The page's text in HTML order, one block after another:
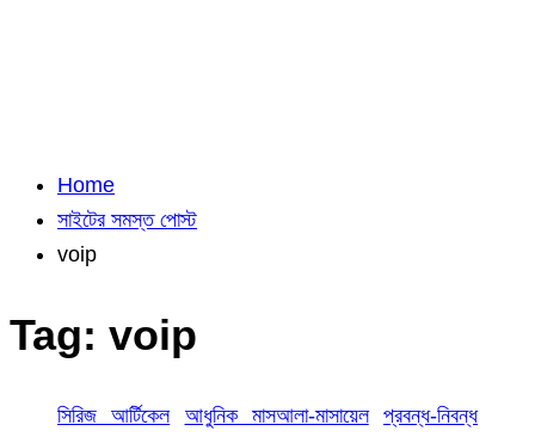
Home
সাইটের সমস্ত পোস্ট
voip
Tag: voip
সিরিজ আর্টিকেল আধুনিক মাসআলা-মাসায়েল
প্রবন্ধ-নিবন্ধ